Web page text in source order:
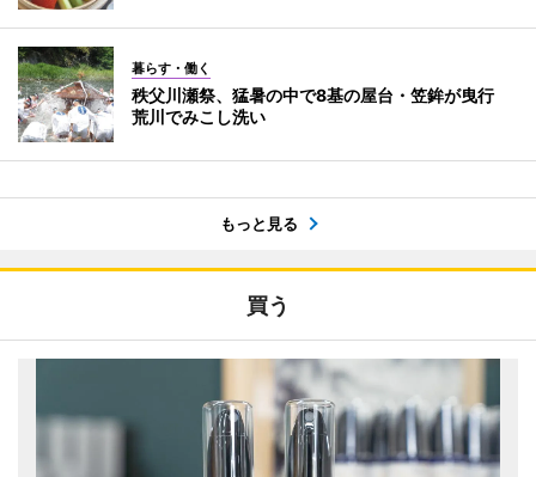
暮らす・働く
秩父川瀬祭、猛暑の中で8基の屋台・笠鉾が曳行
荒川でみこし洗い
もっと見る
買う